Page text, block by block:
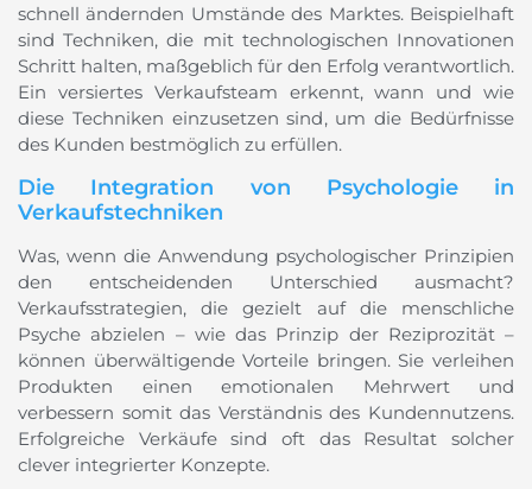
schnell ändernden Umstände des Marktes. Beispielhaft
sind Techniken, die mit technologischen Innovationen
Schritt halten, maßgeblich für den Erfolg verantwortlich.
Ein versiertes Verkaufsteam erkennt, wann und wie
diese Techniken einzusetzen sind, um die Bedürfnisse
des Kunden bestmöglich zu erfüllen.
Die Integration von Psychologie in
Verkaufstechniken
Was, wenn die Anwendung psychologischer Prinzipien
den entscheidenden Unterschied ausmacht?
Verkaufsstrategien, die gezielt auf die menschliche
Psyche abzielen – wie das Prinzip der Reziprozität –
können überwältigende Vorteile bringen. Sie verleihen
Produkten einen emotionalen Mehrwert und
verbessern somit das Verständnis des Kundennutzens.
Erfolgreiche Verkäufe sind oft das Resultat solcher
clever integrierter Konzepte.